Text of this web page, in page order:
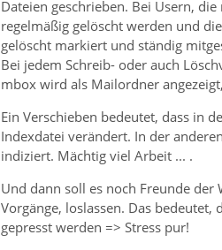
Dateien geschrieben. Bei Usern,
regelmäßig gelöscht werden und
gelöscht markiert und ständig
Bei jedem Schreib- oder auch
mbox wird als Mailordner
Ein Verschieben bedeutet, dass in
Indexdatei verändert. In der
indiziert. Mächtig viel Arbeit ... .
Und dann soll es noch Freunde der
Vorgänge, loslassen. Das
gepresst werden => Stress pur!